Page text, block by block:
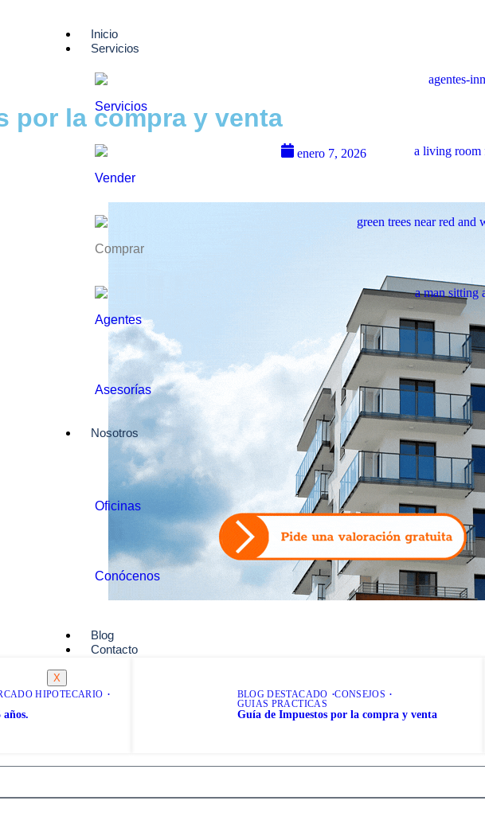
Inicio
Servicios
Servicios
Vender
Comprar
Agentes
Asesorías
Nosotros
Oficinas
Conócenos
Blog
Contacto
X
por la compra y venta
enero 7, 2026
HIPOTECARIO
BLOG DESTACADO
CONSEJOS
GUIAS PRACTICAS
Guía de Impuestos por la compra y venta